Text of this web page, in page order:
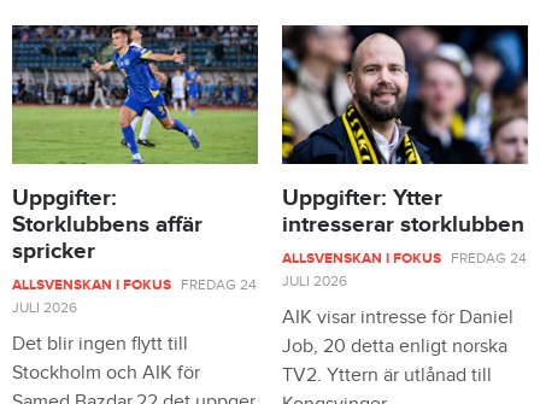
Uppgifter:
Storklubbens affär
spricker
ALLSVENSKAN I FOKUS
FREDAG 24
JULI 2026
Det blir ingen flytt till
Stockholm och AIK för
Uppgifter: Ytter
intresserar storklubben
ALLSVENSKAN I FOKUS
FREDAG 24
JULI 2026
AIK visar intresse för Daniel
Job, 20 detta enligt norska
TV2. Yttern är utlånad till